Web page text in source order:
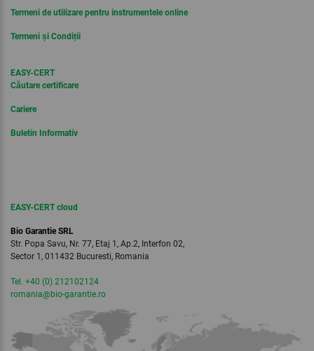
Termeni de utilizare pentru instrumentele online
Termeni și Condiții
EASY-CERT
Căutare certificare
Cariere
Buletin Informativ
EASY-CERT cloud
Bio Garantie SRL
Str. Popa Savu, Nr. 77, Etaj 1, Ap.2, Interfon 02,
Sector 1, 011432 Bucuresti, Romania
Tel. +40 (0) 212102124
romania@bio-garantie.ro